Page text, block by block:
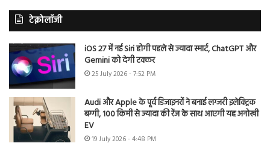
टेक्नोलॉजी
iOS 27 में नई Siri होगी पहले से ज्यादा स्मार्ट, ChatGPT और
Gemini को देगी टक्कर
25 July 2026 - 7:52 PM
Audi और Apple के पूर्व डिजाइनरों ने बनाई लग्जरी इलेक्ट्रिक
बग्गी, 100 किमी से ज्यादा की रेंज के साथ आएगी यह अनोखी
EV
19 July 2026 - 4:48 PM